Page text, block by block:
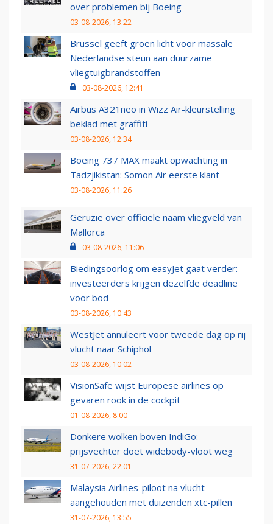
over problemen bij Boeing
03-08-2026, 13:22
Brussel geeft groen licht voor massale
Nederlandse steun aan duurzame
vliegtuigbrandstoffen
03-08-2026, 12:41
Airbus A321neo in Wizz Air-kleurstelling
beklad met graffiti
03-08-2026, 12:34
Boeing 737 MAX maakt opwachting in
Tadzjikistan: Somon Air eerste klant
03-08-2026, 11:26
Geruzie over officiële naam vliegveld van
Mallorca
03-08-2026, 11:06
Biedingsoorlog om easyJet gaat verder:
investeerders krijgen dezelfde deadline
voor bod
03-08-2026, 10:43
WestJet annuleert voor tweede dag op rij
vlucht naar Schiphol
03-08-2026, 10:02
VisionSafe wijst Europese airlines op
gevaren rook in de cockpit
01-08-2026, 8:00
Donkere wolken boven IndiGo:
prijsvechter doet widebody-vloot weg
31-07-2026, 22:01
Malaysia Airlines-piloot na vlucht
aangehouden met duizenden xtc-pillen
31-07-2026, 13:55